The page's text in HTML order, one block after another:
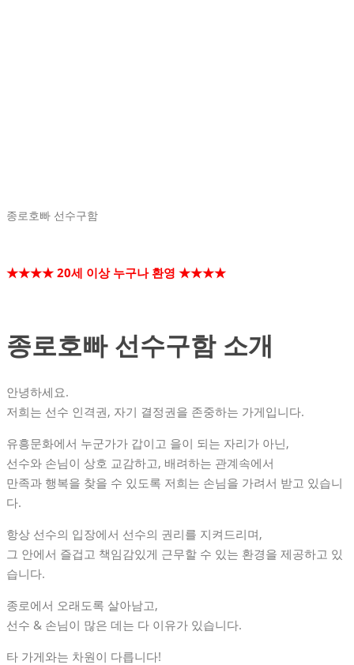
종로호빠 선수구함
★★★★ 20세 이상 누구나 환영 ★★★★
종로호빠 선수구함 소개
안녕하세요.
저희는 선수 인격권, 자기 결정권을 존중하는 가게입니다.
유흥문화에서 누군가가 갑이고 을이 되는 자리가 아닌,
선수와 손님이 상호 교감하고, 배려하는 관계속에서
만족과 행복을 찾을 수 있도록 저희는 손님을 가려서 받고 있습니
다.
항상 선수의 입장에서 선수의 권리를 지켜드리며,
그 안에서 즐겁고 책임감있게 근무할 수 있는 환경을 제공하고 있
습니다.
종로에서 오래도록 살아남고,
선수 & 손님이 많은 데는 다 이유가 있습니다.
타 가게와는 차원이 다릅니다!